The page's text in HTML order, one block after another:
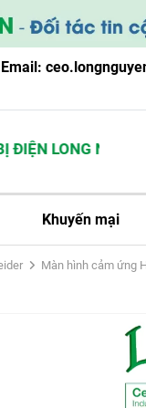
Email:
LONG NGUYỄN
Khuyến mại
Màn hình cảm ứng